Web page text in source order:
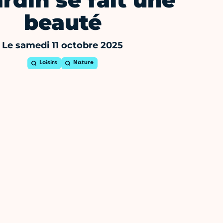
beauté
Le samedi 11 octobre 2025
Loisirs Nature